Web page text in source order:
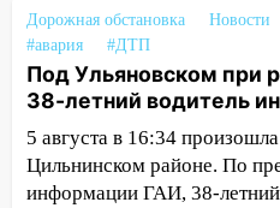
16:02
В Ульяновской
более 28% площадей
зернобобовых
15:51 Бросила
Ульяновской области
агрессивную
Дорожная обстановка Новости
#авария
#ДТП
Под Ульяновском при
38-летний водитель
5 августа в 16:34
Цильнинском районе. По
информации ГАИ, 38-